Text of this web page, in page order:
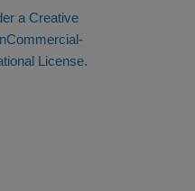
a Creative
License.